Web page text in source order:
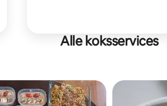
Alle koksservices